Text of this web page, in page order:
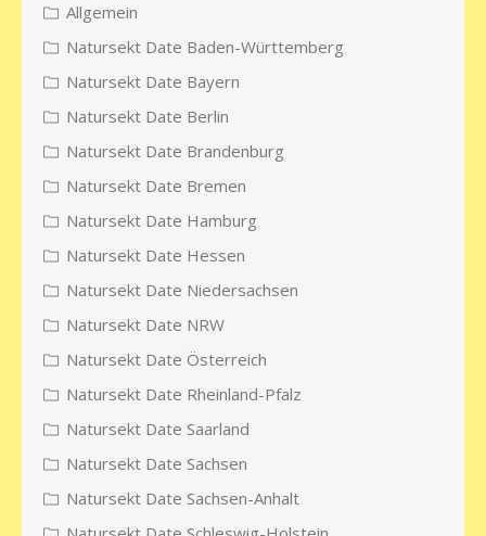
Allgemein
Natursekt Date Baden-Württemberg
Natursekt Date Bayern
Natursekt Date Berlin
Natursekt Date Brandenburg
Natursekt Date Bremen
Natursekt Date Hamburg
Natursekt Date Hessen
Natursekt Date Niedersachsen
Natursekt Date NRW
Natursekt Date Österreich
Natursekt Date Rheinland-Pfalz
Natursekt Date Saarland
Natursekt Date Sachsen
Natursekt Date Sachsen-Anhalt